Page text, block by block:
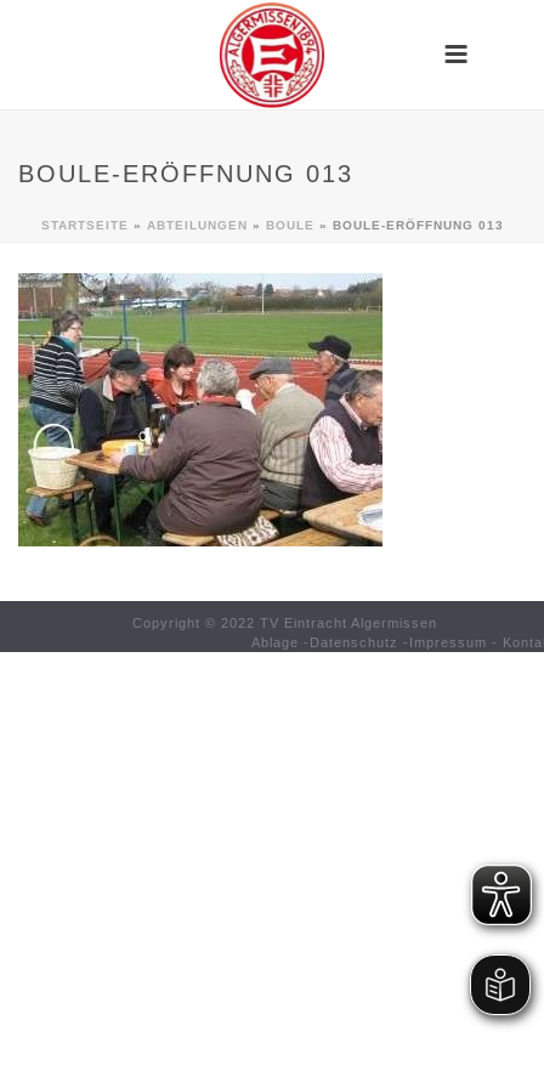
BOULE-ERÖFFNUNG 013
STARTSEITE » ABTEILUNGEN » BOULE » BOULE-ERÖFFNUNG 013
Copyright © 2022 TV Eintracht Algermissen
Ablage - Datenschutz - Impressum -